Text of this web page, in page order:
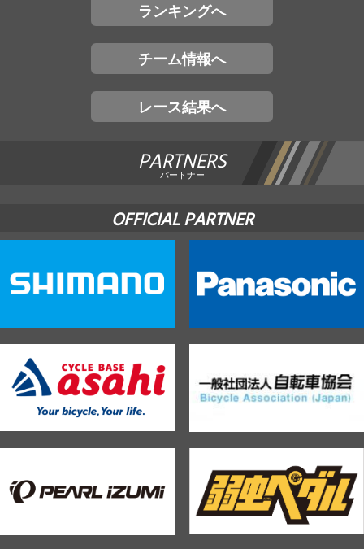
ランキングへ
チーム情報へ
レース結果へ
PARTNERS
パートナー
OFFICIAL PARTNER